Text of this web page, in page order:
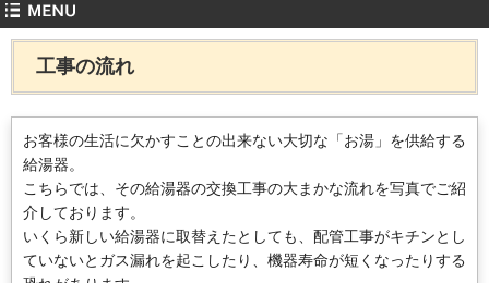
工事の流れ
お客様の生活に欠かすことの出来ない大切な「お湯」を供給する
給湯器。
こちらでは、その給湯器の交換工事の大まかな流れを写真でご紹
介しております。
いくら新しい給湯器に取替えたとしても、配管工事がキチンとし
ていないとガス漏れを起こしたり、機器寿命が短くなったりする